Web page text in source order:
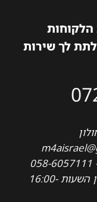
לך שירות
א'-ה' בין השעות 16:00-